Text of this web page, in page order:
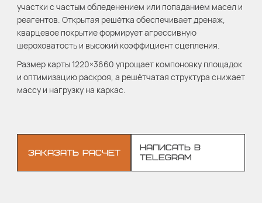
участки с частым обледенением или попаданием масел и
реагентов. Открытая решётка обеспечивает дренаж,
кварцевое покрытие формирует агрессивную
шероховатость и высокий коэффициент сцепления.
Размер карты 1220×3660 упрощает компоновку площадок
и оптимизацию раскроя, а решётчатая структура снижает
массу и нагрузку на каркас.
ЗАКАЗАТЬ РАСЧЕТ
НАПИСАТЬ В
TELEGRAM